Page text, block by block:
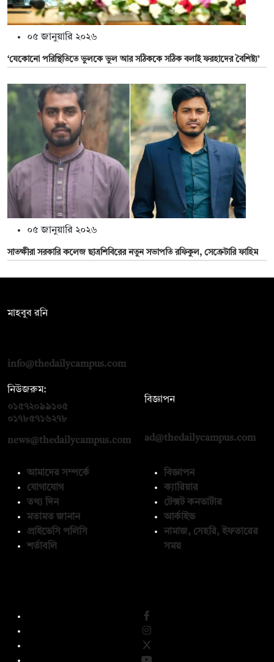
০৫ জানুয়ারি ২০২৬
‘যেকোনো পরিস্থিতিতে ভুলকে ভুল আর সঠিককে সঠিক বলাই ফরহাদের বৈশিষ্ট্য’
০৫ জানুয়ারি ২০২৬
সাতক্ষীরা সরকারি কলেজ ছাত্রশিবিরের নতুন সভাপতি রফিকুল, সেক্রেটারি ফাহিম
মাহবুব রনি
info@thedailycampus.com
নিউজরুম:
০১৫৭২০৯৯১০৫
০১৭৮৫৭১৬২৭৮
news@thedailycampus.com
বিজ্ঞাপন
ad@thedailycampus.com
আমাদের সম্পর্কে
যোগাযোগ
তথ্য দিন
মতামত জানান
প্রাইভেসি পলিসি
শর্তাবলি
বিজ্ঞাপন
ক্যারিয়ার
টেক্সট কনভার্টার
আর্কাইভ
নামাজ, সেহরি, ইফতারের
সময়